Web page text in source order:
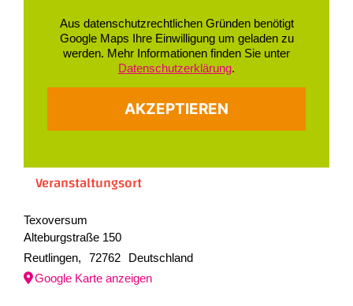
Veranstaltungsort
Texoversum
Alteburgstraße 150
Reutlingen, 72762
Deutschland
Google Karte anzeigen
Aus datenschutzrechtlichen Gründen benötigt
Google Maps Ihre Einwilligung um geladen zu
werden. Mehr Informationen finden Sie unter
Datenschutzerklärung.
AKZEPTIEREN